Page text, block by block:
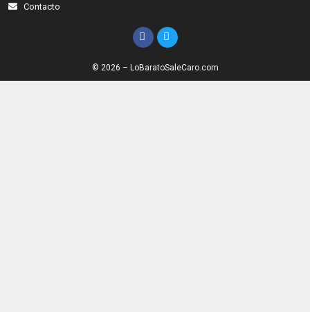
Contacto
© 2026 – LoBaratoSaleCaro.com